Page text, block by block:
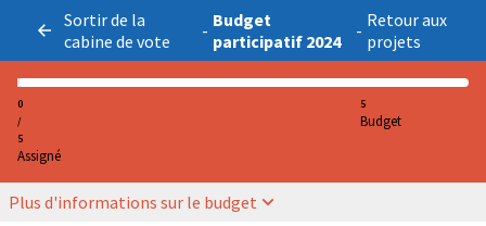
Sortir de la
cabine de vote
- Budget
participatif 2024
- Retour aux
projets
0
/
5
Assigné
5
Budget
Plus d'informations sur le budget